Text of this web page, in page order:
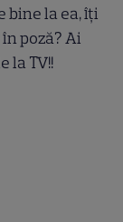
bine la ea, îți
poză? Ai
la TV!!